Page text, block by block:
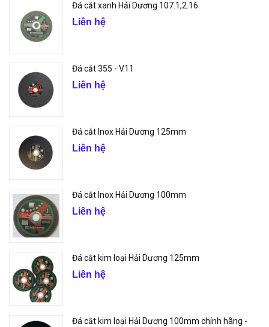
Đá cắt xanh Hải Dương 107.1,2.16
Liên hệ
Đá cắt 355 - V11
Liên hệ
Đá cắt Inox Hải Dương 125mm
Liên hệ
Đá cắt Inox Hải Dương 100mm
Liên hệ
Đá cắt kim loại Hải Dương 125mm
Liên hệ
Đá cắt kim loại Hải Dương 100mm chính hãng -